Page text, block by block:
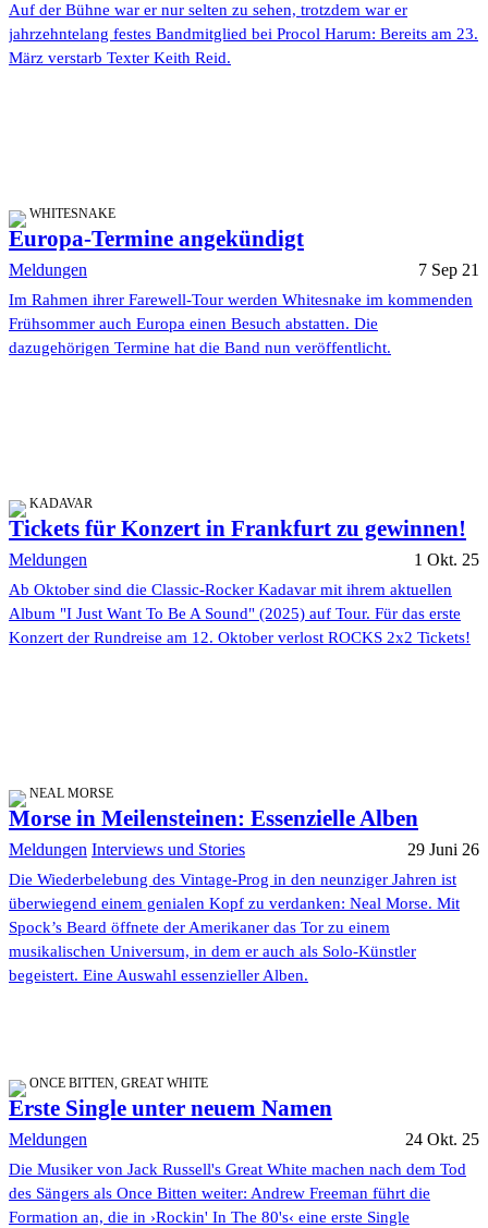
Auf der Bühne war er nur selten zu sehen, trotzdem war er
jahrzehntelang festes Bandmitglied bei Procol Harum: Bereits am 23.
März verstarb Texter Keith Reid.
WHITESNAKE
Europa-Termine angekündigt
Meldungen 7 Sep 21
Im Rahmen ihrer Farewell-Tour werden Whitesnake im kommenden
Frühsommer auch Europa einen Besuch abstatten. Die
dazugehörigen Termine hat die Band nun veröffentlicht.
KADAVAR
Tickets für Konzert in Frankfurt zu gewinnen!
Meldungen 1 Okt. 25
Ab Oktober sind die Classic-Rocker Kadavar mit ihrem aktuellen
Album "I Just Want To Be A Sound" (2025) auf Tour. Für das erste
Konzert der Rundreise am 12. Oktober verlost ROCKS 2x2 Tickets!
NEAL MORSE
Morse in Meilensteinen: Essenzielle Alben
Meldungen Interviews und Stories 29 Juni 26
Die Wiederbelebung des Vintage-Prog in den neunziger Jahren ist
überwiegend einem genialen Kopf zu verdanken: Neal Morse. Mit
Spock’s Beard öffnete der Amerikaner das Tor zu einem
musikalischen Universum, in dem er auch als Solo-Künstler
begeistert. Eine Auswahl essenzieller Alben.
ONCE BITTEN, GREAT WHITE
Erste Single unter neuem Namen
Meldungen 24 Okt. 25
Die Musiker von Jack Russell's Great White machen nach dem Tod
des Sängers als Once Bitten weiter: Andrew Freeman führt die
Formation an, die in ›Rockin' In The 80's‹ eine erste Single